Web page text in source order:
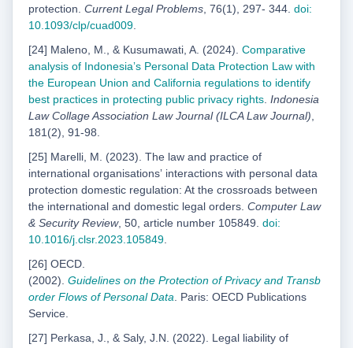
protection. Current Legal Problems, 76(1), 297- 344. doi:
10.1093/clp/cuad009.
[24] Maleno, M., & Kusumawati, A. (2024). Comparative
analysis of Indonesiaʼs Personal Data Protection Law with
the European Union and California regulations to identify
best practices in protecting public privacy rights. Indonesia
Law Collage Association Law Journal (ILCA Law Journal),
181(2), 91-98.
[25] Marelli, M. (2023). The law and practice of
international organisationsʼ interactions with personal data
protection domestic regulation: At the crossroads between
the international and domestic legal orders. Computer Law
& Security Review, 50, article number 105849. doi:
10.1016/j.clsr.2023.105849.
[26] OECD.
(2002). Guidelines on the Protection of Privacy and Transb
order Flows of Personal Data. Paris: OECD Publications
Service.
[27] Perkasa, J., & Saly, J.N. (2022). Legal liability of